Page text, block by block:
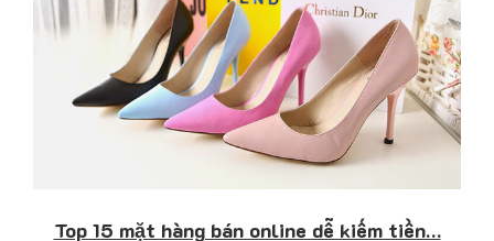
Top 15 mặt hàng bán online dễ kiếm tiền…